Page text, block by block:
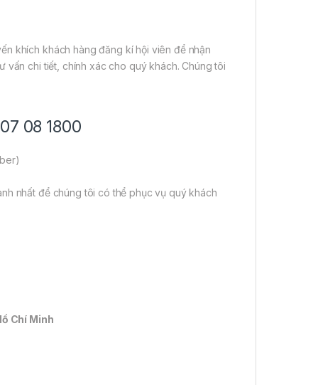
khích khách hàng đăng kí hội viên để nhận
chi tiết, chính xác cho quý khách. Chúng tôi
08 1800
nhất để chúng tôi có thể phục vụ quý khách
Chí Minh